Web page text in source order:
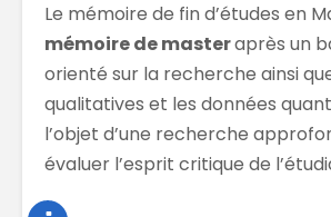
Le mémoire de fin d’études en
mémoire de masteraprès un
orienté sur la recherche ainsi
qualitatives et les données
l’objet d’une recherche
évaluer l’esprit critique de